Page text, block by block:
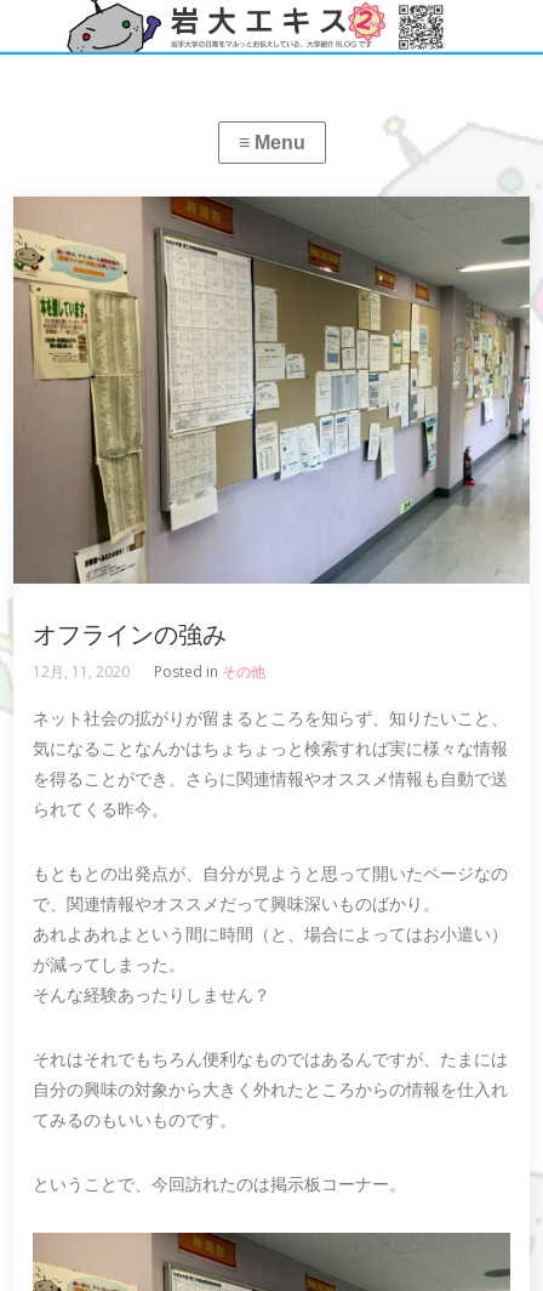
オフラインの強み
12月, 11, 2020 Posted in その他
ネット社会の拡がりが留まるところを知らず、知りたいこと、
気になることなんかはちょちょっと検索すれば実に様々な情報
を得ることができ、さらに関連情報やオススメ情報も自動で送
られてくる昨今。
もともとの出発点が、自分が見ようと思って開いたページなの
で、関連情報やオススメだって興味深いものばかり。
あれよあれよという間に時間（と、場合によってはお小遣い）
が減ってしまった。
そんな経験あったりしません？
それはそれでもちろん便利なものではあるんですが、たまには
自分の興味の対象から大きく外れたところからの情報を仕入れ
てみるのもいいものです。
ということで、今回訪れたのは掲示板コーナー。